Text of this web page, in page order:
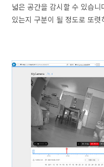
넓은 공간을 감시할 수 있습
있는지 구분이 될 정도로 또